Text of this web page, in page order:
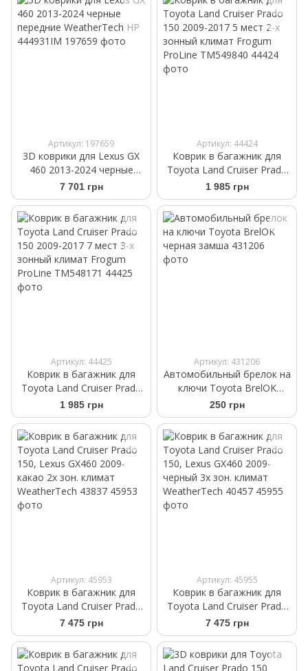
Артикул: 197659
3D коврики для Lexus GX
460 2013-2024 черные
передние WeatherTech HP
444931IM
7 701 грн
Артикул: 44424
Коврик в багажник для
Toyota Land Cruiser Prado
150 2009-2017 5 мест 2-х
зонный климат Frogum
ProLine TM549840
1 985 грн
Артикул: 44425
Коврик в багажник для
Toyota Land Cruiser Prado
150 2009-2017 7 мест 3-х
зонный климат Frogum
ProLine TM548171
1 985 грн
Артикул: 431206
Автомобильный брелок на
ключи Toyota BrelOK
черная замша
250 грн
Артикул: 45953
Коврик в багажник для
Toyota Land Cruiser Prado
150, Lexus GX460 2009-
какао 2х зон. климат
WeatherTech 43837
7 475 грн
Артикул: 45955
Коврик в багажник для
Toyota Land Cruiser Prado
150, Lexus GX460 2009-
черный 3х зон. климат
7 475 грн